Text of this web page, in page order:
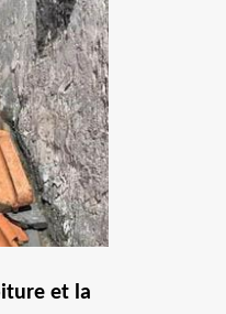
et la